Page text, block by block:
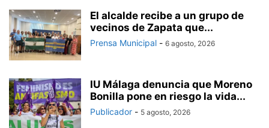
El alcalde recibe a un grupo de
vecinos de Zapata que...
Prensa Municipal - 6 agosto, 2026
IU Málaga denuncia que Moreno
Bonilla pone en riesgo la vida...
Publicador - 5 agosto, 2026